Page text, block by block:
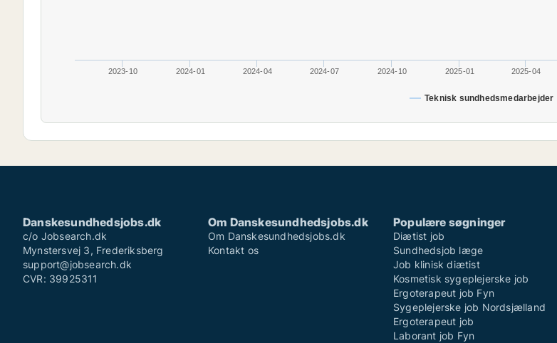
Teknisk sundhedsmedarbejder
2023-10 2024-01 2024-04 2024-07 2024-10 2025-01 2025-04
Danskesundhedsjobs.dk
c/o Jobsearch.dk
Mynstersvej 3, Frederiksberg
support@jobsearch.dk
CVR: 39925311
Om Danskesundhedsjobs.dk
Om Danskesundhedsjobs.dk
Kontakt os
Populære søgninger
Diætist job
Sundhedsjob læge
Job klinisk diætist
Kosmetisk sygeplejerske job
Ergoterapeut job Fyn
Sygeplejerske job Nordsjælland
Ergoterapeut job
Laborant job Fyn